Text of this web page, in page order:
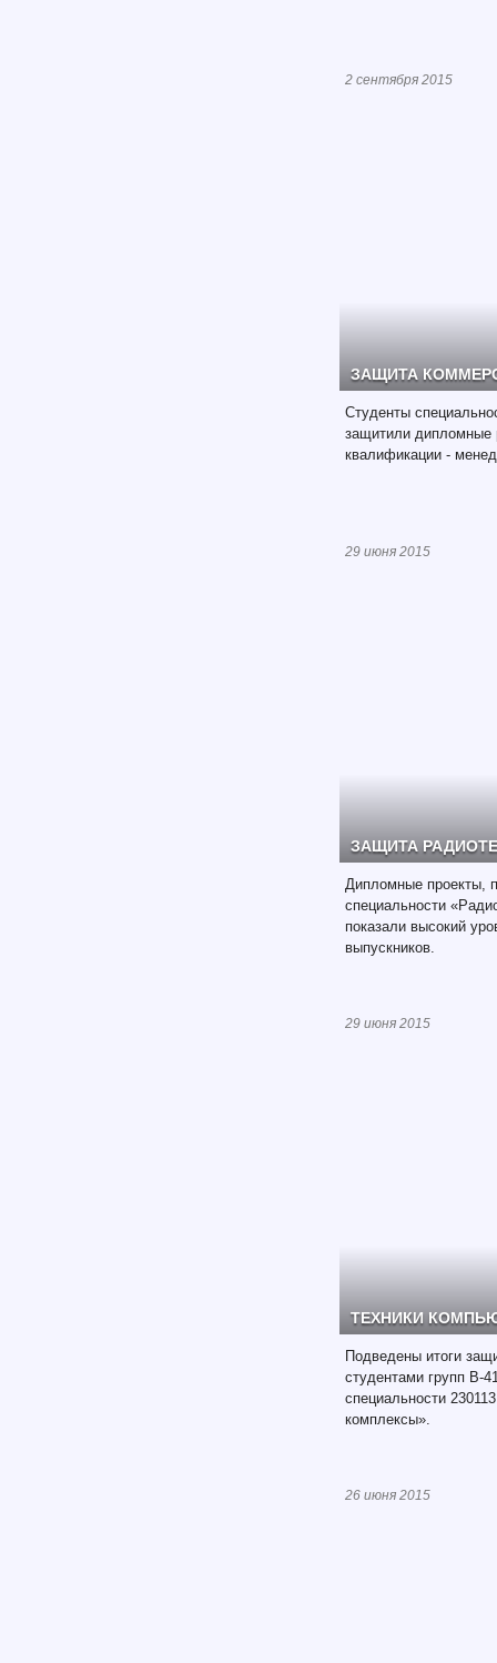
2 сентября 2015
ЗАЩИТА
Студенты
защитили дипломные
квалификации -
29 июня 2015
ЗАЩИТА
Дипломные проекты,
специальности
показали высокий
выпускников.
29 июня 2015
ТЕХНИКИ
Подведены итоги
студентами групп В-
специальности
комплексы».
26 июня 2015